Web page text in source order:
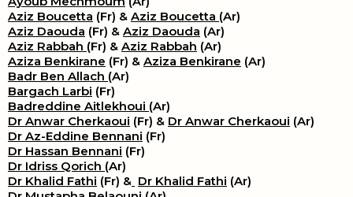
Aziz Boucetta (Fr) & Aziz Boucetta (Ar)
Aziz Daouda (Fr) & Aziz Daouda (Ar)
Aziz Rabbah (Fr) & Aziz Rabbah (Ar)
Aziza Benkirane (Fr) & Aziza Benkirane (Ar)
Badr Ben Allach (Ar)
Bargach Larbi (Fr)
Badreddine Aitlekhoui (Ar)
Dr Anwar Cherkaoui (Fr) & Dr Anwar Cherkaoui (Ar)
Dr Az-Eddine Bennani (Fr)
Dr Hassan Bennani (Fr)
Dr Idriss Qorich (Ar)
Dr Khalid Fathi (Fr) & Dr Khalid Fathi (Ar)